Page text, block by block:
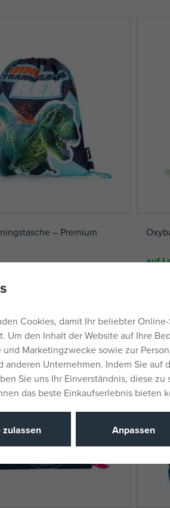
– Premium
auf
Cookies, damit Ihr beliebter
Um den Inhalt der Website auf Ihre
und Marketingzwecke sowie zur
anderen Unternehmen. Indem Sie auf
Sie uns Ihr Einverständnis, diese
das beste Einkaufserlebnis bieten
zulassen Anpassen